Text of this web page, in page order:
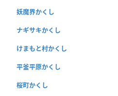
妖魔界かくし
ナギサキかくし
けまもと村かくし
平釜平原かくし
桜町かくし